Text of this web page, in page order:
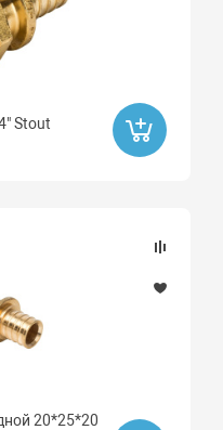
Stout
20*25*20